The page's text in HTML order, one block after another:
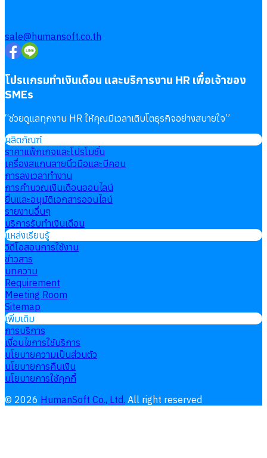
sale@humansoft.co.th
โปรแกรมทำเงินเดือน และบริการงาน HR เพื่อเจ้าของ
SMEs
“ช่วยดูแลทุกงาน HR ให้คุณมีเวลาเติบโตธุรกิจอย่างสบายใจ”
ผลิตภัณฑ์
ราคาแพ็กเกจและโปรโมชั่น
เครื่องสแกนลายนิ้วมือและบีคอน
การลงเวลาทำงาน
การคำนวณเงินเดือนออนไลน์
ยื่นและอนุมัติเอกสารออนไลน์
รายงานอื่นๆ
บริการรับทำเงินเดือน
แหล่งเรียนรู้
วิดีโอสอนการใช้งาน
ข่าวสาร
บทความ
Requirement
Meeting Room
Sitemap
เพิ่มเติม
การบริการ
เงื่อนไขการใช้บริการ
นโยบายความเป็นส่วนตัว
นโยบายการคืนเงิน
นโยบายการใช้คุกกี้
© 2026 HumanSoft Co., Ltd. All right reserved